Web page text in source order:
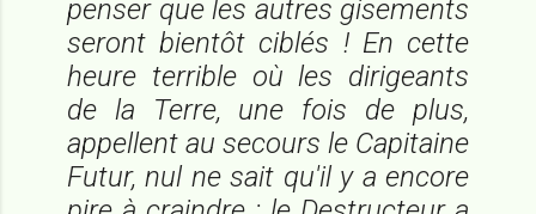
penser que les autres gisements
seront bientôt ciblés ! En cette
heure terrible où les dirigeants
de la Terre, une fois de plus,
appellent au secours le Capitaine
Futur, nul ne sait qu'il y a encore